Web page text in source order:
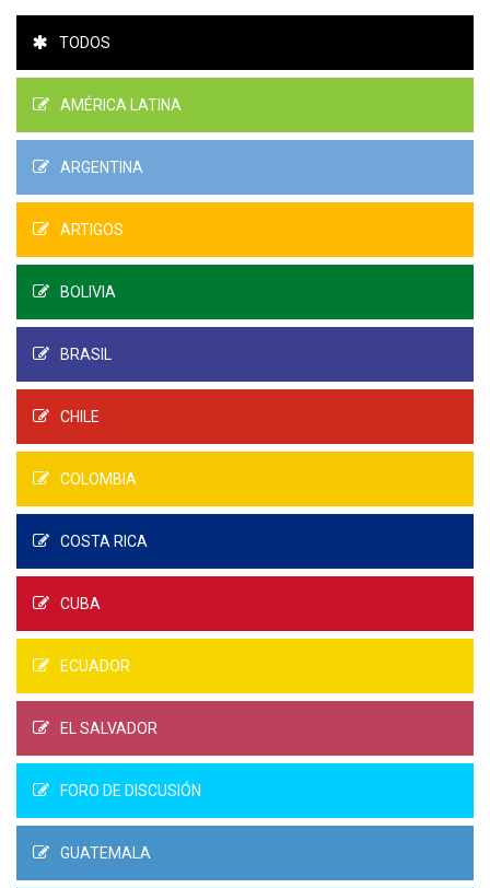
TODOS
AMÉRICA LATINA
ARGENTINA
ARTIGOS
BOLIVIA
BRASIL
CHILE
COLOMBIA
COSTA RICA
CUBA
ECUADOR
EL SALVADOR
FORO DE DISCUSIÓN
GUATEMALA